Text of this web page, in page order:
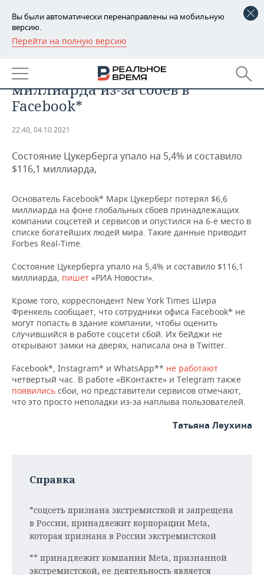
Вы были автоматически перенаправлены на мобильную
версию.
Перейти на полную версию
РЕГИОНЫ
БАШКОРТОСТАН
ТАТАРСТАН
НОВОСТИ
АНАЛИТИКА
ДЕКЛАРАЦИИ О ДОХОДАХ
КОРОЛИ ГОСЗАКАЗА ПФО
ВУЗЫ ТАТАРСТАНА
КОМУ ПРИНАДЛЕЖАТ
ТОРГОВЫЕ ЦЕНТРЫ
ТАТАРСТАНА
НОВОСТИ ЭКОНОМИКИ
ФИНАНСЫ
БАНКИ
БЮДЖЕТ
ПРОМЫШЛЕННОСТЬ
НОВОСТИ
АГРОПРОМ
МАШИНОСТРОЕНИЕ
НЕФТЕХИМИЯ
ОПК
ЭНЕРГЕТИКА
НЕДВИЖИМОСТЬ
НОВОСТИ НЕДВИЖИМОСТИ
АВТО
НОВОСТИ АВТО
БИЗНЕС
РОЗНИЧНАЯ ТОРГОВЛЯ
ТРАНСПОРТ
УСЛУГИ
НОВОСТИ ТЕХНОЛОГИЙ
IT
МЕДИА
ТЕЛЕКОММУНИКАЦИИ
МЕРОПРИЯТИЯ
НОВОСТИ МЕРОПРИЯТИЙ
ВЫЕЗДНАЯ РЕДАКЦИЯ
БИЗНЕС-БРАНЧИ
ONLINE-КОНФЕРЕНЦИИ
СПОРТ
НОВОСТИ СПОРТА
ФУТБОЛ
ХОККЕЙ
КИБЕРСПОРТ
ВОДНЫЕ ВИДЫ СПОРТА
ХОККЕЙ С МЯЧОМ
ОБЩЕСТВО
НОВОСТИ ОБЩЕСТВА
ВЛАСТЬ
КУЛЬТУРА
ОБРАЗОВАНИЕ
ПРОИСШЕСТВИЯ
ФОТОГАЛЕРЕЯ
СЮЖЕТЫ
СПИСОК КОМПАНИЙ
Цукерберг потерял $6,6
миллиарда из-за сбоев в
Facebook*
22:40, 04.10.2021
Состояние Цукерберга упало на 5,4% и составило
$116,1 миллиарда,
Основатель Facebook* Марк Цукерберг потерял $6,6
миллиарда на фоне глобальных сбоев принадлежащих
компании соцсетей и сервисов и опустился на 6-е место в
списке богатейших людей мира. Такие данные приводит
Forbes Real-Time.
Состояние Цукерберга упало на 5,4% и составило $116,1
миллиарда, пишет «РИА Новости».
Кроме того, корреспондент New York Times Шира
Френкель сообщает, что сотрудники офиса Facebook* не
могут попасть в здание компании, чтобы оценить
случившийся в работе соцсети сбой. Их бейджи не
открывают замки на дверях, написала она в Twitter.
Facebook*, Instagram* и WhatsApp** не работают
четвертый час. В работе «ВКонтакте» и Telegram также
появились сбои, но представители сервисов отмечают,
что это просто неполадки из-за наплыва пользователей.
Татьяна Леухина
Справка
*соцсеть признана экстремисткой и запрещена
в России, принадлежит корпорации Meta,
которая признана в России экстремистской
** принадлежит компании Meta, признанной
экстремистской, ее деятельность является